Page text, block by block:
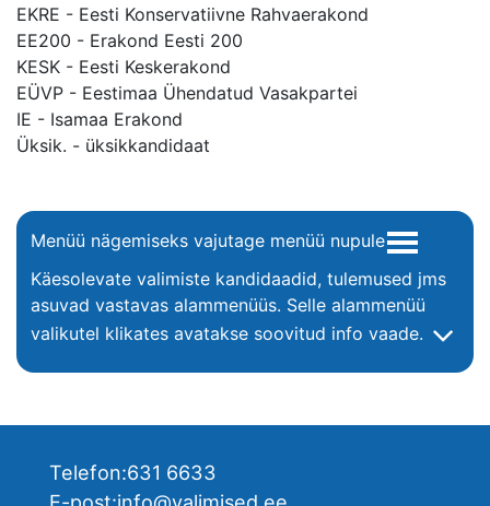
EKRE - Eesti Konservatiivne Rahvaerakond
EE200 - Erakond Eesti 200
KESK - Eesti Keskerakond
EÜVP - Eestimaa Ühendatud Vasakpartei
IE - Isamaa Erakond
Üksik. - üksikkandidaat
Menüü nägemiseks vajutage menüü nupule
Käesolevate valimiste kandidaadid, tulemused jms
asuvad vastavas alammenüüs. Selle alammenüü
valikutel klikates avatakse soovitud info vaade.
Telefon:631 6633